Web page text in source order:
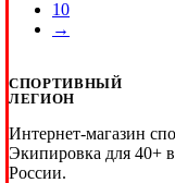
10
→
СПОРТИВНЫЙ
ЛЕГИОН
Интернет-магазин
Экипировка для 40+
России.